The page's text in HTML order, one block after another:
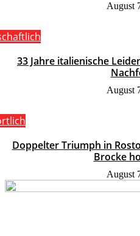
August
33 Jahre italienische
August
Doppelter Triumph in
Brocke
August